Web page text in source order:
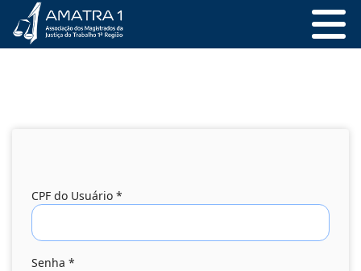
CPF do Usuário *
Senha *